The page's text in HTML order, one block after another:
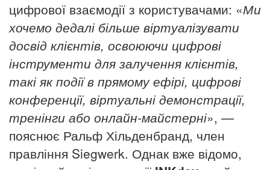
цифрової взаємодії з користувачами: «Ми
хочемо дедалі більше віртуалізувати
досвід клієнтів, освоюючи цифрові
інструменти для залучення клієнтів,
такі як події в прямому ефірі, цифрові
конференції, віртуальні демонстрації,
тренінги або онлайн-майстерні», —
пояснює Ральф Хільденбранд, член
правління Siegwerk. Однак вже відомо,